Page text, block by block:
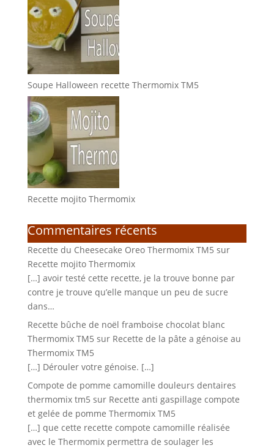
Soupe Halloween recette Thermomix TM5
Recette mojito Thermomix
Commentaires récents
Recette du Cheesecake Oreo Thermomix TM5 sur
Recette mojito Thermomix
[…] avoir testé cette recette, je la trouve bonne par
contre je trouve qu’elle manque un peu de sucre
dans…
Recette bûche de noël framboise chocolat blanc
Thermomix TM5 sur Recette de la pâte a génoise au
Thermomix TM5
[…] Dérouler votre génoise. […]
Compote de pomme camomille douleurs dentaires
thermomix tm5 sur Recette anti gaspillage compote
et gelée de pomme Thermomix TM5
[…] que cette recette compote camomille réalisée
avec le Thermomix permettra de soulager les